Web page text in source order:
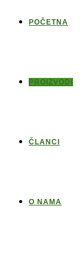
POČETNA
PROIZVODI
ČLANCI
O NAMA